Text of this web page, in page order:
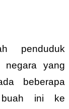
penduduk
negara yang
beberapa
buah ini ke